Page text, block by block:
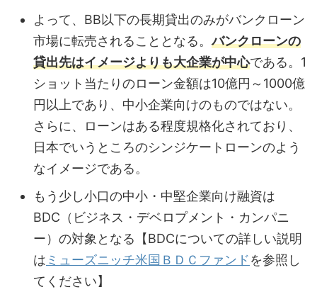
よって、BB以下の長期貸出のみがバンクローン
市場に転売されることとなる。バンクローンの
貸出先はイメージよりも大企業が中心である。1
ショット当たりのローン金額は10億円～1000億
円以上であり、中小企業向けのものではない。
さらに、ローンはある程度規格化されており、
日本でいうところのシンジケートローンのよう
なイメージである。
もう少し小口の中小・中堅企業向け融資は
BDC（ビジネス・デベロプメント・カンパニ
ー）の対象となる【BDCについての詳しい説明
は ミューズニッチ米国ＢＤＣファンドを参照し
てください】